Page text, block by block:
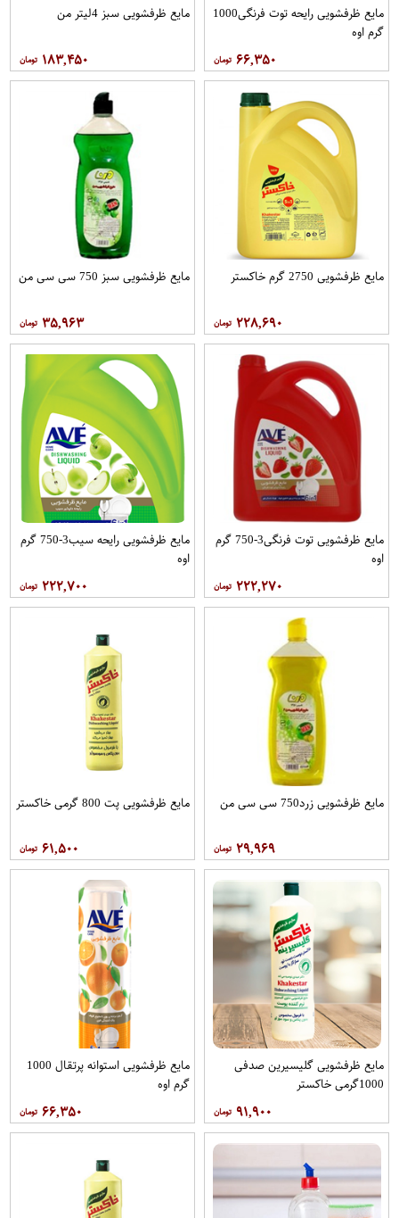
مایع ظرفشویی رایحه توت فرنگی1000
گرم اوه
۶۶,۳۵۰
مایع ظرفشویی سبز 4لیتر من
۱۸۳,۴۵۰
مایع ظرفشویی 2750 گرم خاکستر
۲۲۸,۶۹۰
مایع ظرفشویی سبز 750 سی سی من
۳۵,۹۶۳
مایع ظرفشویی توت فرنگی3-750 گرم
اوه
۲۲۲,۲۷۰
مایع ظرفشویی رایحه سیب3-750 گرم
اوه
۲۲۲,۷۰۰
مایع ظرفشویی زرد750 سی سی من
۲۹,۹۶۹
مایع ظرفشویی پت 800 گرمی خاکستر
۶۱,۵۰۰
مایع ظرفشویی گلیسیرین صدفی
1000گرمی خاکستر
۹۱,۹۰۰
مایع ظرفشویی استوانه پرتقال 1000
گرم اوه
۶۶,۳۵۰